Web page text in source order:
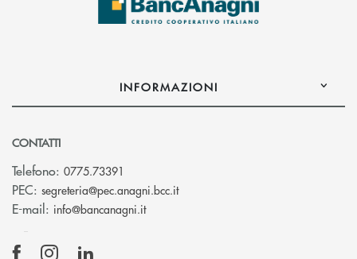
INFORMAZIONI
CONTATTI
Telefono: 0775.73391
PEC: segreteria@pec.anagni.bcc.it(si apre l’app di posta
E-mail: info@bancanagni.it(si apre l’app di posta elettronica)